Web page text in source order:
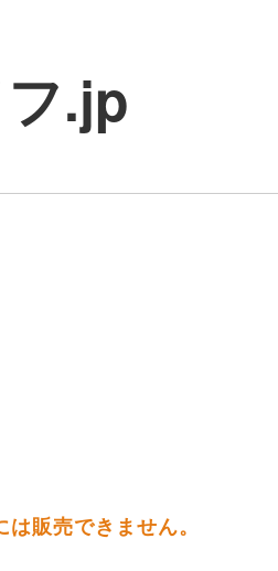
.jp
販売できません。